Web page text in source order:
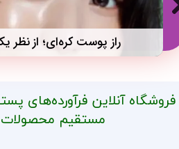
راز پوست کره‌ای؛ از
فروشگاه آنلاین فرآورده‌های
مستقیم محصولات